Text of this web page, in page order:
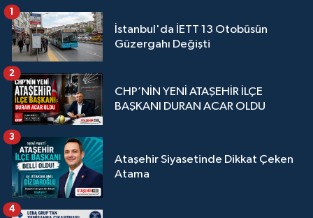
İstanbul'da İETT 13 Otobüsün
Güzergahı Değişti
1
CHP’NİN YENİ ATAŞEHİR İLÇE
BAŞKANI DURAN ACAR OLDU
2
Ataşehir Siyasetinde Dikkat Çeken
Atama
3
4